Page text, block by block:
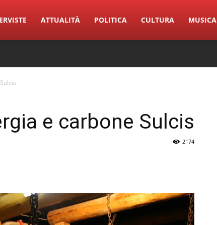
ATTUALITÀ POLITICA CULTURA MUSICA
e carbone Sulcis
2174